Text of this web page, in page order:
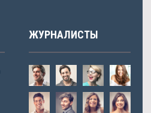
ЖУРНАЛИСТЫ